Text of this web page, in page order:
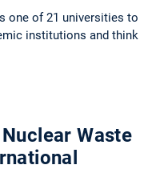
one of 21 universities to
institutions and think
Waste